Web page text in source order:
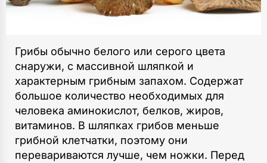
Грибы обычно белого или серого цвета
снаружи, с массивной шляпкой и
характерным грибным запахом. Содержат
большое количество необходимых для
человека аминокислот, белков, жиров,
витаминов. В шляпках грибов меньше
грибной клетчатки, поэтому они
перевариваются лучше, чем ножки. Перед